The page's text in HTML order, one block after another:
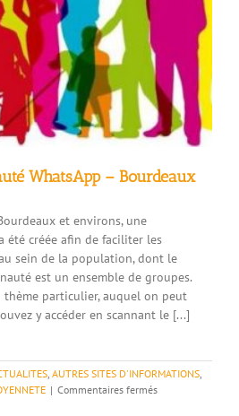
Poët-
Laval
WhatsApp – Bourdeaux
et environs, une
été créée afin de faciliter les
sein de la population, dont le
est un ensemble de groupes.
particulier, auquel on peut
y accéder en scannant le [...]
, AUTRES SITES D'INFORMATIONS,
| Commentaires ferméssur